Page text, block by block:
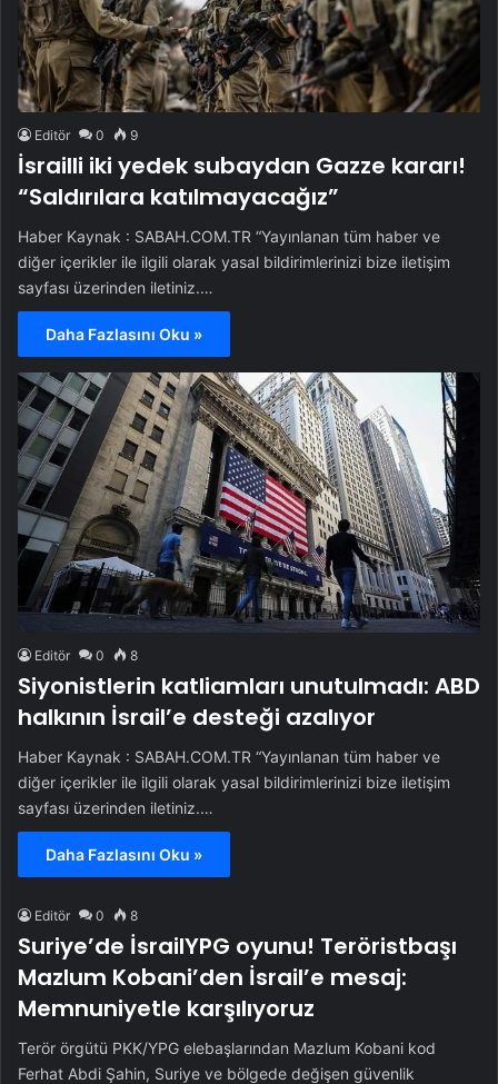
Editör 0 9
İsrailli iki yedek subaydan Gazze kararı!
“Saldırılara katılmayacağız”
Haber Kaynak : SABAH.COM.TR “Yayınlanan tüm haber ve
diğer içerikler ile ilgili olarak yasal bildirimlerinizi bize iletişim
sayfası üzerinden iletiniz.…
Daha Fazlasını Oku »
Editör 0 8
Siyonistlerin katliamları unutulmadı: ABD
halkının İsrail’e desteği azalıyor
Haber Kaynak : SABAH.COM.TR “Yayınlanan tüm haber ve
diğer içerikler ile ilgili olarak yasal bildirimlerinizi bize iletişim
sayfası üzerinden iletiniz.…
Daha Fazlasını Oku »
Editör 0 8
Suriye’de İsrailYPG oyunu! Teröristbaşı
Mazlum Kobani’den İsrail’e mesaj:
Memnuniyetle karşılıyoruz
Terör örgütü PKK/YPG elebaşlarından Mazlum Kobani kod
Ferhat Abdi Şahin, Suriye ve bölgede değişen güvenlik